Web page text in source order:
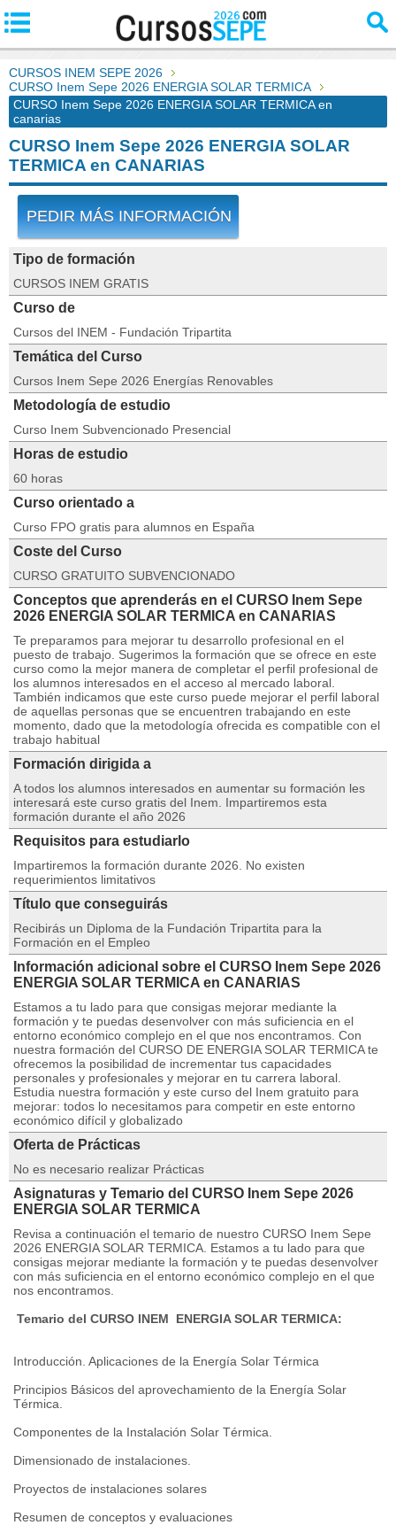
CURSOS INEM SEPE 2026
CURSO Inem Sepe 2026 ENERGIA SOLAR TERMICA
CURSO Inem Sepe 2026 ENERGIA SOLAR TERMICA en
canarias
CURSO Inem Sepe 2026 ENERGIA SOLAR
TERMICA en CANARIAS
PEDIR MÁS INFORMACIÓN
Tipo de formación
CURSOS INEM GRATIS
Curso de
Cursos del INEM - Fundación Tripartita
Temática del Curso
Cursos Inem Sepe 2026 Energías Renovables
Metodología de estudio
Curso Inem Subvencionado Presencial
Horas de estudio
60 horas
Curso orientado a
Curso FPO gratis para alumnos en España
Coste del Curso
CURSO GRATUITO SUBVENCIONADO
Conceptos que aprenderás en el CURSO Inem Sepe
2026 ENERGIA SOLAR TERMICA en CANARIAS
Te preparamos para mejorar tu desarrollo profesional en el
puesto de trabajo. Sugerimos la formación que se ofrece en este
curso como la mejor manera de completar el perfil profesional de
los alumnos interesados en el acceso al mercado laboral.
También indicamos que este curso puede mejorar el perfil laboral
de aquellas personas que se encuentren trabajando en este
momento, dado que la metodología ofrecida es compatible con el
trabajo habitual
Formación dirigida a
A todos los alumnos interesados en aumentar su formación les
interesará este curso gratis del Inem. Impartiremos esta
formación durante el año 2026
Requisitos para estudiarlo
Impartiremos la formación durante 2026. No existen
requerimientos limitativos
Título que conseguirás
Recibirás un Diploma de la Fundación Tripartita para la
Formación en el Empleo
Información adicional sobre el CURSO Inem Sepe 2026
ENERGIA SOLAR TERMICA en CANARIAS
Estamos a tu lado para que consigas mejorar mediante la
formación y te puedas desenvolver con más suficiencia en el
entorno económico complejo en el que nos encontramos. Con
nuestra formación del CURSO DE ENERGIA SOLAR TERMICA te
ofrecemos la posibilidad de incrementar tus capacidades
personales y profesionales y mejorar en tu carrera laboral.
Estudia nuestra formación y este curso del Inem gratuito para
mejorar: todos lo necesitamos para competir en este entorno
económico difícil y globalizado
Oferta de Prácticas
No es necesario realizar Prácticas
Asignaturas y Temario del CURSO Inem Sepe 2026
ENERGIA SOLAR TERMICA
Revisa a continuación el temario de nuestro CURSO Inem Sepe
2026 ENERGIA SOLAR TERMICA. Estamos a tu lado para que
consigas mejorar mediante la formación y te puedas desenvolver
con más suficiencia en el entorno económico complejo en el que
nos encontramos.
Temario del CURSO INEM ENERGIA SOLAR TERMICA:
Introducción. Aplicaciones de la Energía Solar Térmica
Principios Básicos del aprovechamiento de la Energía Solar
Térmica.
Componentes de la Instalación Solar Térmica.
Dimensionado de instalaciones.
Proyectos de instalaciones solares
Resumen de conceptos y evaluaciones